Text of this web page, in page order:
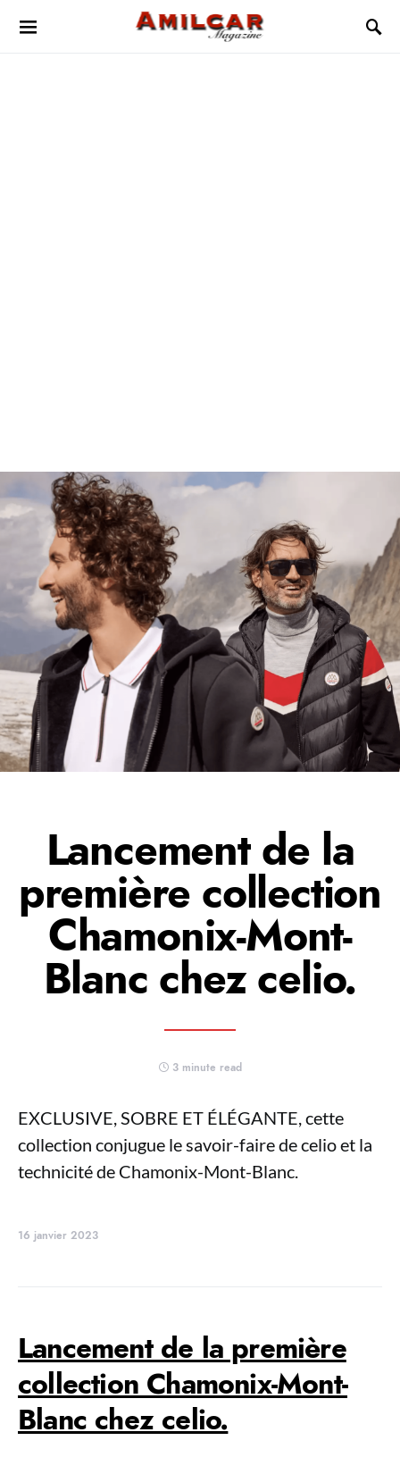
Lancement de la
première collection
Chamonix-Mont-
Blanc chez celio.
3 minute read
EXCLUSIVE, SOBRE ET ÉLÉGANTE, cette
collection conjugue le savoir-faire de celio et la
technicité de Chamonix-Mont-Blanc.
16 janvier 2023
Lancement de la première
collection Chamonix-Mont-
Blanc chez celio.